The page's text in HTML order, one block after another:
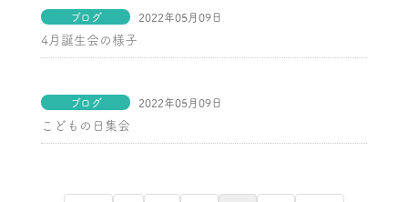
ブログ 2022年05月09日
4月誕生会の様子
ブログ 2022年05月09日
こどもの日集会